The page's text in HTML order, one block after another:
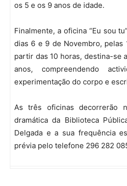
os 5 e os 9 anos de idade.
Finalmente, a oficina “Eu sou
dias 6 e 9 de Novembro, pelas
partir das 10 horas, destina-se
anos, compreendendo
experimentação do corpo e
As três oficinas decorrerão
dramática da Biblioteca
Delgada e a sua frequência
prévia pelo telefone 296 282